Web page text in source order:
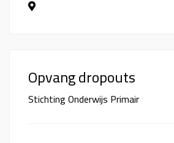
Opvang dropouts
Stichting Onderwijs Primair